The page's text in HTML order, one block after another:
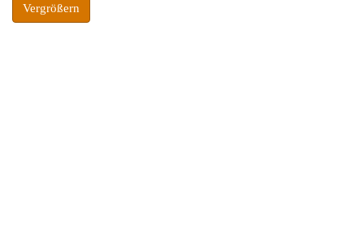
Vergrößern